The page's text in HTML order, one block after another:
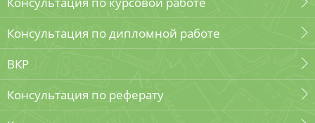
Консультация по дипломной работе
ВКР
Консультация по реферату